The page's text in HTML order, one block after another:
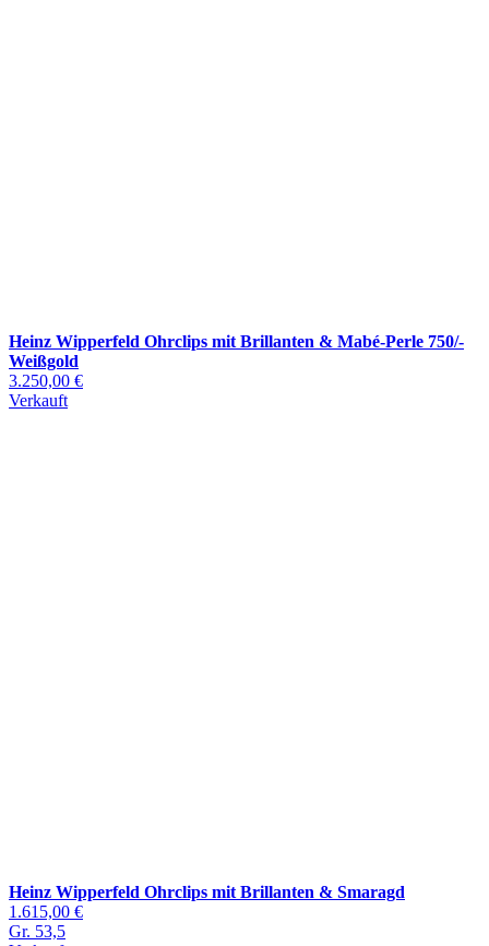
Heinz Wipperfeld Ohrclips mit Brillanten & Mabé-Perle 750/-
Weißgold
3.250,00 €
Verkauft
Heinz Wipperfeld Ohrclips mit Brillanten & Smaragd
1.615,00 €
Gr. 53,5